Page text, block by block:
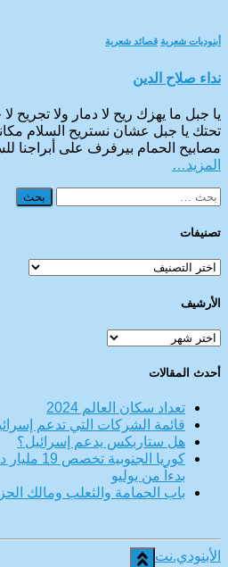
أبنوديات شعرية قصائد شعرية
نداء صلاح الدين
يا جبل ما يهزك ريح لا دمار ولا تجريح
تحتك يا جبل عشان نستريح السلام
مصابيح الحمام بيرفرف على أبراجنا
المزيد…
البحث
تصنيفات
تصنيفات
الأرشيف
الأرشيف
أحدث المقالات
تعداد سكان العالم 2024
قائمة الشركات التي تدعم
هل ستاربكس يدعم إسرائيل؟
كوريا
بدءاً من يوليو
باب الحمامة والثعلب ومالك
الأبنودي.نت